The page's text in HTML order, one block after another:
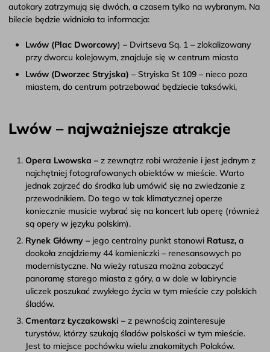
autokary zatrzymują się dwóch, a czasem tylko na wybranym. Na
bilecie będzie widniała ta informacja:
Lwów (Plac Dworcowy) – Dvirtseva Sq. 1 – zlokalizowany
przy dworcu kolejowym, znajduje się w centrum miasta
Lwów (Dworzec Stryjska) – Stryiska St 109 – nieco poza
miastem, do centrum potrzebować będziecie taksówki,
Lwów – najważniejsze atrakcje
Opera Lwowska – z zewnątrz robi wrażenie i jest jednym z
najchętniej fotografowanych obiektów w mieście. Warto
jednak zajrzeć do środka lub umówić się na zwiedzanie z
przewodnikiem. Do tego w tak klimatycznej operze
koniecznie musicie wybrać się na koncert lub operę (również
są opery w języku polskim).
Rynek Główny – jego centralny punkt stanowi Ratusz, a
dookoła znajdziemy 44 kamieniczki – renesansowych po
modernistyczne. Na wieży ratusza można zobaczyć
panoramę starego miasta z góry, a w dole w labiryncie
uliczek poszukać zwykłego życia w tym mieście czy polskich
śladów.
Cmentarz Łyczakowski – z pewnością zainteresuje
turystów, którzy szukają śladów polskości w tym mieście.
Jest to miejsce pochówku wielu znakomitych Polaków.